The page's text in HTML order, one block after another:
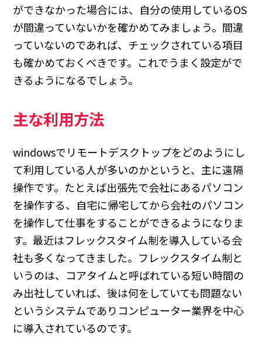
ができなかった場合には、自分の使用しているOS
が間違っていないかを確かめてみましょう。間違
っていないのであれば、チェックされている項目
も確かめておくべきです。これでうまく設定がで
きるようになるでしょう。
主な利用方法
windowsでリモートデスクトップをどのようにし
て利用している人が多いのかというと、主に遠隔
操作です。たとえば出張先で会社にあるパソコン
を操作する、自宅に帰宅してから会社のパソコン
を操作して仕事をすることができるようになりま
す。最近はフレックスタイム制を導入している会
社も多くなってきました。フレックスタイム制と
いうのは、コアタイムと呼ばれている短い時間の
み出社していれば、後は何をしていても問題ない
というシステムでありコンピューター業界を中心
に導入されているのです。